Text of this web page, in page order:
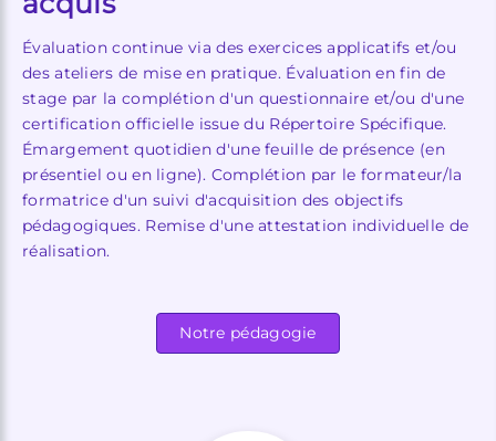
Évaluation continue via des exercices applicatifs et/ou
des ateliers de mise en pratique. Évaluation en fin de
stage par la complétion d'un questionnaire et/ou d'une
certification officielle issue du Répertoire Spécifique.
Émargement quotidien d'une feuille de présence (en
présentiel ou en ligne). Complétion par le formateur/la
formatrice d'un suivi d'acquisition des objectifs
pédagogiques. Remise d'une attestation individuelle de
réalisation.
Notre pédagogie